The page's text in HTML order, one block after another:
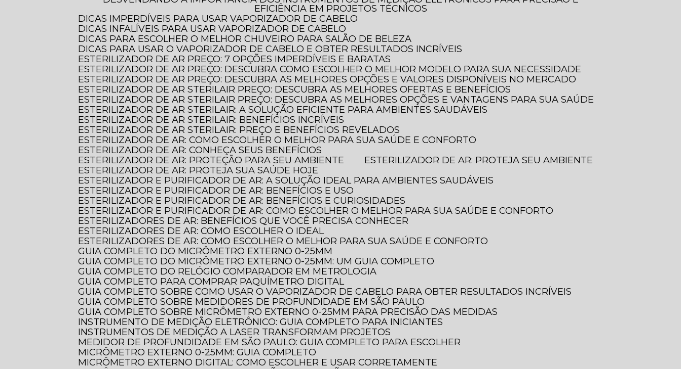
EFICIÊNCIA EM PROJETOS TÉCNICOS
DICAS IMPERDÍVEIS PARA USAR VAPORIZADOR DE CABELO
DICAS INFALÍVEIS PARA USAR VAPORIZADOR DE CABELO
DICAS PARA ESCOLHER O MELHOR CHUVEIRO PARA SALÃO DE BELEZA
DICAS PARA USAR O VAPORIZADOR DE CABELO E OBTER RESULTADOS INCRÍVEIS
ESTERILIZADOR DE AR PREÇO: 7 OPÇÕES IMPERDÍVEIS E BARATAS
ESTERILIZADOR DE AR PREÇO: DESCUBRA COMO ESCOLHER O MELHOR MODELO PARA SUA NECESSIDADE
ESTERILIZADOR DE AR PREÇO: DESCUBRA AS MELHORES OPÇÕES E VALORES DISPONÍVEIS NO MERCADO
ESTERILIZADOR DE AR STERILAIR PREÇO: DESCUBRA AS MELHORES OFERTAS E BENEFÍCIOS
ESTERILIZADOR DE AR STERILAIR PREÇO: DESCUBRA AS MELHORES OPÇÕES E VANTAGENS PARA SUA SAÚDE
ESTERILIZADOR DE AR STERILAIR: A SOLUÇÃO EFICIENTE PARA AMBIENTES SAUDÁVEIS
ESTERILIZADOR DE AR STERILAIR: BENEFÍCIOS INCRÍVEIS
ESTERILIZADOR DE AR STERILAIR: PREÇO E BENEFÍCIOS REVELADOS
ESTERILIZADOR DE AR: COMO ESCOLHER O MELHOR PARA SUA SAÚDE E CONFORTO
ESTERILIZADOR DE AR: CONHEÇA SEUS BENEFÍCIOS
ESTERILIZADOR DE AR: PROTEÇÃO PARA SEU AMBIENTE
ESTERILIZADOR DE AR: PROTEJA SEU AMBIENTE
ESTERILIZADOR DE AR: PROTEJA SUA SAÚDE HOJE
ESTERILIZADOR E PURIFICADOR DE AR: A SOLUÇÃO IDEAL PARA AMBIENTES SAUDÁVEIS
ESTERILIZADOR E PURIFICADOR DE AR: BENEFÍCIOS E USO
ESTERILIZADOR E PURIFICADOR DE AR: BENEFÍCIOS E CURIOSIDADES
ESTERILIZADOR E PURIFICADOR DE AR: COMO ESCOLHER O MELHOR PARA SUA SAÚDE E CONFORTO
ESTERILIZADORES DE AR: BENEFÍCIOS QUE VOCÊ PRECISA CONHECER
ESTERILIZADORES DE AR: COMO ESCOLHER O IDEAL
ESTERILIZADORES DE AR: COMO ESCOLHER O MELHOR PARA SUA SAÚDE E CONFORTO
GUIA COMPLETO DO MICRÔMETRO EXTERNO 0-25MM
GUIA COMPLETO DO MICRÔMETRO EXTERNO 0-25MM: UM GUIA COMPLETO
GUIA COMPLETO DO RELÓGIO COMPARADOR EM METROLOGIA
GUIA COMPLETO PARA COMPRAR PAQUÍMETRO DIGITAL
GUIA COMPLETO SOBRE COMO USAR O VAPORIZADOR DE CABELO PARA OBTER RESULTADOS INCRÍVEIS
GUIA COMPLETO SOBRE MEDIDORES DE PROFUNDIDADE EM SÃO PAULO
GUIA COMPLETO SOBRE MICRÔMETRO EXTERNO 0-25MM PARA PRECISÃO DAS MEDIDAS
INSTRUMENTO DE MEDIÇÃO ELETRÔNICO: GUIA COMPLETO PARA INICIANTES
INSTRUMENTOS DE MEDIÇÃO A LASER TRANSFORMAM PROJETOS
MEDIDOR DE PROFUNDIDADE EM SÃO PAULO: GUIA COMPLETO PARA ESCOLHER
MICRÔMETRO EXTERNO 0-25MM: GUIA COMPLETO
MICRÔMETRO EXTERNO DIGITAL: COMO ESCOLHER E USAR CORRETAMENTE